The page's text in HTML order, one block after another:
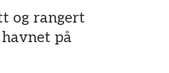
og rangert
på